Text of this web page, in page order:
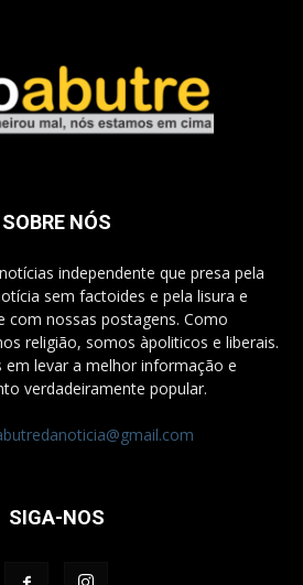
SOBRE NÓS
independente que presa pela
sem factoides e pela lisura e
com nossas postagens. Como
religião, somos àpoliticos e liberais.
em levar a melhor informação e
verdadeiramente popular.
SIGA-NOS